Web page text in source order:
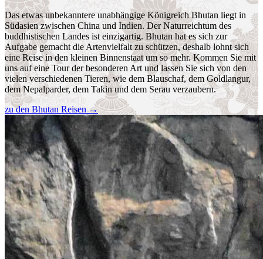
Das etwas unbekanntere unabhängige Königreich Bhutan liegt in
Südasien zwischen China und Indien. Der Naturreichtum des
buddhistischen Landes ist einzigartig. Bhutan hat es sich zur
Aufgabe gemacht die Artenvielfalt zu schützen, deshalb lohnt sich
eine Reise in den kleinen Binnenstaat um so mehr. Kommen Sie mit
uns auf eine Tour der besonderen Art und lassen Sie sich von den
vielen verschiedenen Tieren, wie dem Blauschaf, dem Goldlangur,
dem Nepalparder, dem Takin und dem Serau verzaubern.
zu den Bhutan Reisen→